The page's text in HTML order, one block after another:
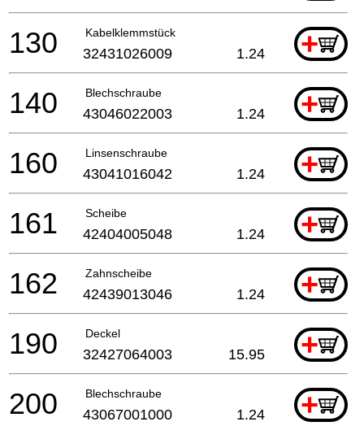
Kabelklemmstück +
130 32431026009 1.24
Blechschraube +
140 43046022003 1.24
Linsenschraube +
160 43041016042 1.24
Scheibe +
161 42404005048 1.24
Zahnscheibe +
162 42439013046 1.24
Deckel +
190 32427064003 15.95
Blechschraube +
200 43067001000 1.24